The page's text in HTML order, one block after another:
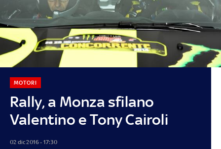
Rally, a Monza sfilano
Valentino e Tony Cairoli
MOTORI
02 dic 2016 - 17:30